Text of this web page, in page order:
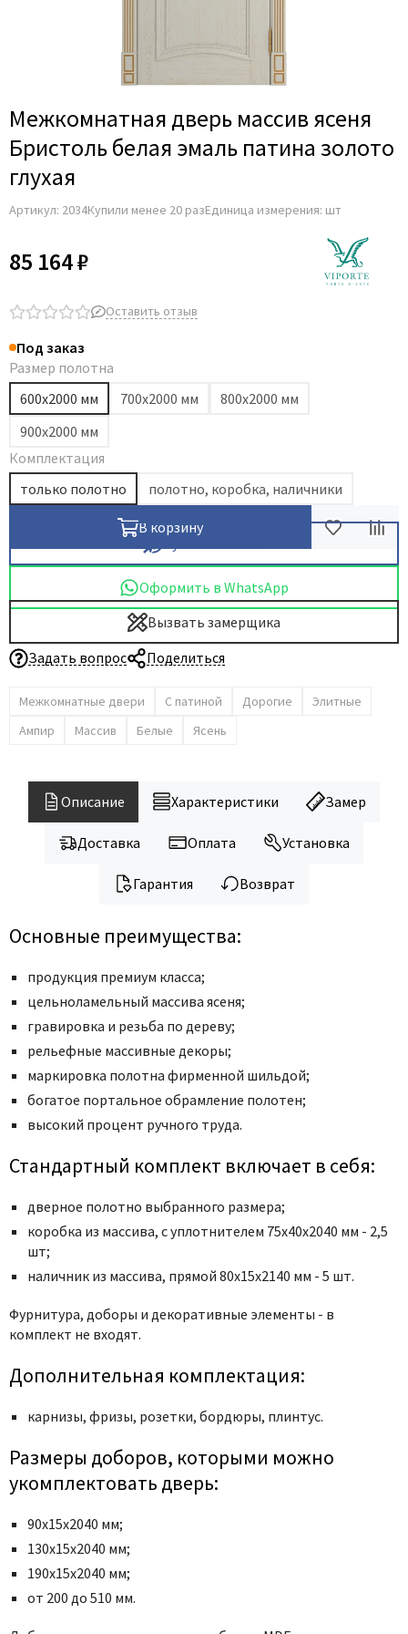
Aldeghi Luigi
Archie
Armadillo
Aurum Doors
Bravo
Comaglio
Comit
Covali
Dircode
Eclisse
El Porta
Fimet
Fratelli Cattini
Fuaro
Griffwerk
HSU
Kapelli
Komfort Doors
Legend
Luxor
Milyana
Morelli
Ofram
Optima Porte
Oro - Oro
Philips
Porte Vista
Portika
Poseidon
Profil Doors
Profilo Porte
Protector
Regidoors
STR
Torex
Tupai
Uberture
Valcomp
Verum
Viporte
Zadoor
Межкомнатная дверь массив ясеня
Бристоль белая эмаль патина золото
глухая
Артикул: 2034Купили менее 20 разЕдиница измерения: шт
85 164 ₽
Оставить отзыв
Под заказ
Размер полотна
600х2000 мм
700х2000 мм
800х2000 мм
900х2000 мм
Комплектация
только полотно
полотно, коробка, наличники
В корзину
Оформить в WhatsApp
Вызвать замерщика
Задать вопрос
Поделиться
Межкомнатные двери С патиной Дорогие
Элитные
Ампир
Массив Белые Ясень
Описание Характеристики Замер
Доставка Оплата Установка
Гарантия Возврат
Основные преимущества:
продукция премиум класса;
цельноламельный массива ясеня;
гравировка и резьба по дереву;
рельефные массивные декоры;
маркировка полотна фирменной шильдой;
богатое портальное обрамление полотен;
высокий процент ручного труда.
Стандартный комплект включает в себя:
дверное полотно выбранного размера;
коробка из массива, с уплотнителем 75x40x2040 мм - 2,5
шт;
наличник из массива, прямой 80x15x2140 мм - 5 шт.
Фурнитура, доборы и декоративные элементы - в
комплект не входят.
Дополнительная комплектация:
карнизы, фризы, розетки, бордюры, плинтус.
Размеры доборов, которыми можно
укомплектовать дверь:
90х15х2040 мм;
130х15х2040 мм;
190х15х2040 мм;
от 200 до 510 мм.